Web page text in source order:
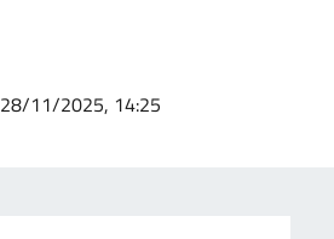
28/11/2025, 14:25